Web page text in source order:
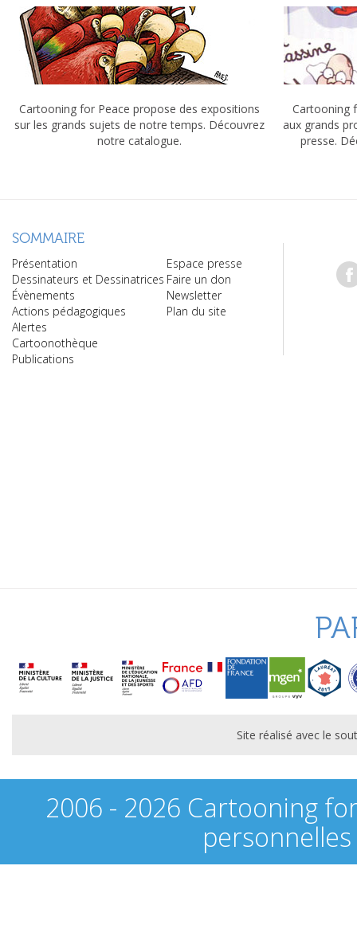
Cartooning for Peace propose des expositions
sur les grands sujets de notre temps. Découvrez
notre catalogue.
Cartooning
aux grands
presse.
SOMMAIRE
Présentation
Dessinateurs et Dessinatrices
Évènements
Actions pédagogiques
Alertes
Cartoonothèque
Publications
Espace presse
Faire un don
Newsletter
Plan du site
Site réalisé avec le
2006 - 2026 Cartooning
personnelles